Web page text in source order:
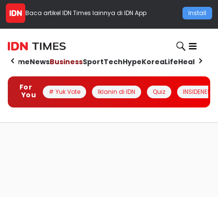
Baca artikel IDN Times lainnya di IDN App Install
HomeNewsBusinessSportTechHypeKoreaLifeHealth
For
You
# Yuk Vote Iklanin di IDN Quiz INSIDENESIA